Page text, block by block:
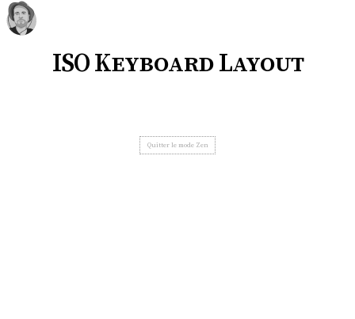
ISO Keyboard Layout
Quitter le mode Zen